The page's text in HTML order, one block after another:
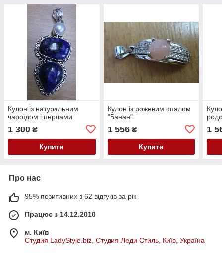
Кулон із натуральним
чароїдом і перлами
1 300 ₴
Купити
Кулон із рожевим опалом
"Банан"
1 556₴
Купити
1
Про нас
95% позитивних з 62 відгуків за рік
Працює з 14.12.2010
м. Київ
Студия LadyStyle.biz, Студия Леди Стиль, Київ, Україна